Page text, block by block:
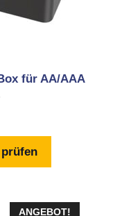
für AA/AAA
ANGEBOT!